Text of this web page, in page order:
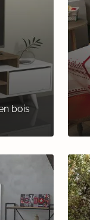
bois